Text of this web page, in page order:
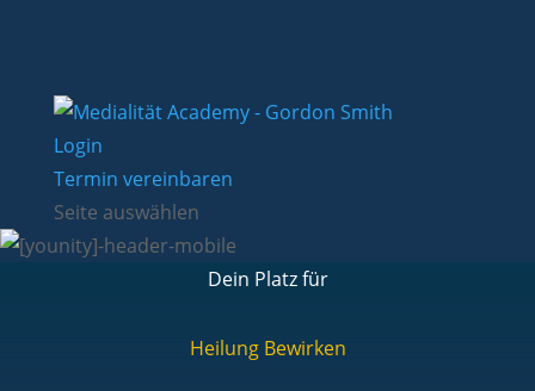
Login
Termin vereinbaren
Seite auswählen
Dein Platz für
Heilung Bewirken